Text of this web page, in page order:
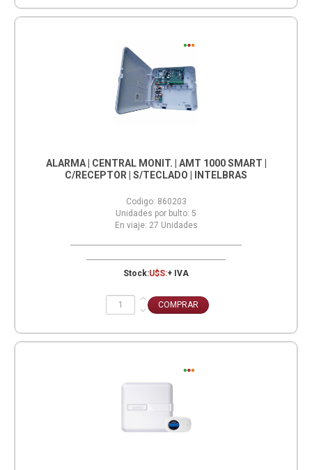
ALARMA | CENTRAL MONIT. | AMT 1000 SMART |
C/RECEPTOR | S/TECLADO | INTELBRAS
Codigo: 860203
Unidades por bulto: 5
En viaje: 27 Unidades
Stock:U$S:+ IVA